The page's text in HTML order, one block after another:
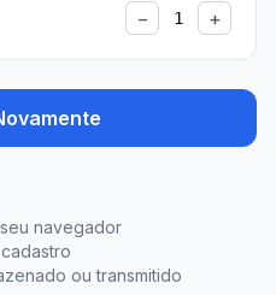
− 1 +
navegador
ou transmitido